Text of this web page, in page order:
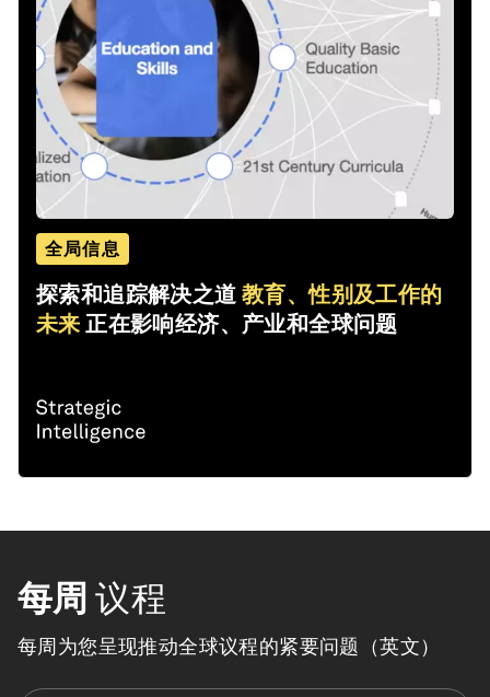
全局信息
探索和追踪解决之道教育、性别及工作的
未来 正在影响经济、产业和全球问题
每周 议程
每周为您呈现推动全球议程的紧要问题（英文）